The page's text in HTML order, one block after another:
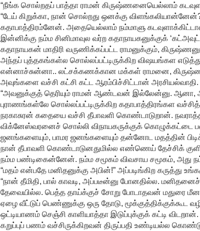
“நீங்க சொல்றதப் பாத்தா ராமன் கிருஷ்ணனையெல்லாம்
“டேய் கிறுக்கா, நான் சொல்றது ஒனக்கு
கதாபாத்திரம்னேன். அதையெல்லாம் நம்மாளு
இன்னிக்கு நம்ம சினிமாவுல வர்ற கதாநாயகனுக்குக்
கதாநாயகன் மாதிரி வருணிக்கப்பட்ட ராமனுக்கும்,
அந்தப் புத்தகங்கள்ல சொல்லப்பட்டிருக்கிற விஷயங்கள
என்னாச்சுன்னா.. லட்சக்கணக்கான மக்கள் ராமனை,
அவுங்களை வச்சி கட்சி கட்ட ஆரம்பிச்சிட்டான் அரசியல்வாதி.
“அவனுக்குத் தெரியும் ராமன் ஆண்டவன் இல்லேன்னு. ஆனா,
புராணங்கள்லே சொல்லப்பட்டிருக்கிற கதாபாத்திரங்கள
நரகாசுரன் கதையை வச்சி தீபாவளி கொண்டாடுறான்.
விக்னேஸ்வரனைச் சொல்லி விநாயகருக்குக் கொழுக்கட்டை
ஜனங்களையும், பாமர ஜனங்களையும் தன்னோட மதத்தின்
நான் தீபாவளி கொண்டாடுனதுமில்ல எண்ணெய் தேச்சிக்
நம்ம பண்டிகைன்னேன். நம்ம சமூகம் விவசாய சமூகம், அது
“மதம் என்பதே மனிதனுக்கு அபின்!” அப்படிங்கிற கருத்து
“நான் தீமிதி, பால் காவடி, அப்படீன்னு போனதில்ல.
தேவையில்ல. பெத்த தாய்க்குச் சோறு போடாதவன் மதுரை
ஏழை வீட்டுப் பெண்ணுக்கு ஒரு தோடு,
ஒட்டியாணம் செஞ்சி காளியாத்தா இடுப்புக்குக் கட்டி விடறான்.
கறுப்புப் பணம் வச்சிருக்கிறவன் திருப்பதி உண்டியல்ல